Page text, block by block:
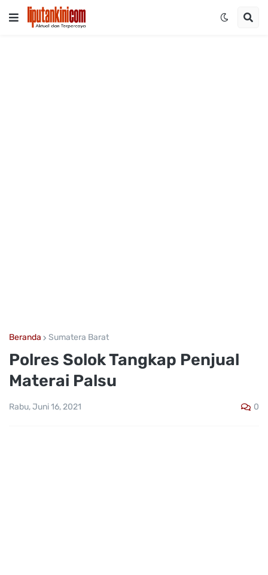
Beranda Sumatera Barat
Polres Solok Tangkap Penjual
Materai Palsu
Rabu, Juni 16, 2021 0